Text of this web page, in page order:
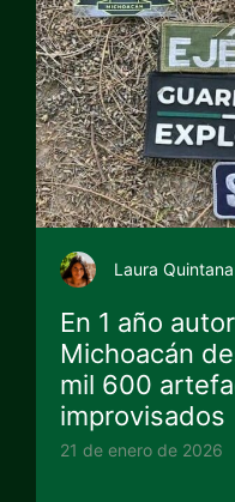
Laura Quintana
En 1 año
Michoacán
mil 600
improvisados
21 de enero de 2026